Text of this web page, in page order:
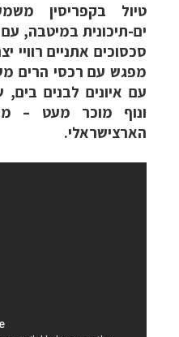
טיול בקפריסין
ים-תיכונית ​במיטבה,
סכסוכים אתניים
מפגש עם רכסי הרים
עם איונים לבנים
ונוף מוכר מעט –
הארצישראלי.